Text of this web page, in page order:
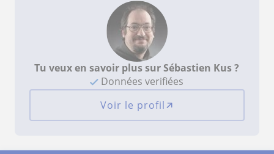
Tu veux en savoir plus sur Sébastien Kus ?
Données verifiées
Voir le profil